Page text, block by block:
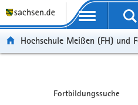
Portalübergreifende Navigation
Hochschule Meißen (FH) und
Fortbildungssuche